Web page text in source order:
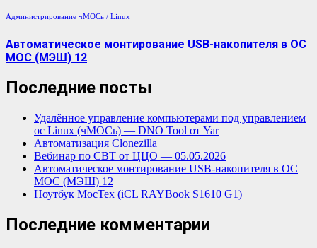
Администрирование чМОСь / Linux
Автоматическое монтирование USB-накопителя в ОС
МОС (МЭШ) 12
Последние посты
Удалённое управление компьютерами под управлением
ос Linux (чМОСь) — DNO Tool от Yar
Автоматизация Clonezilla
Вебинар по СВТ от ЦЦО — 05.05.2026
Автоматическое монтирование USB-накопителя в ОС
МОС (МЭШ) 12
Ноутбук МосТех (iCL RAYBook S1610 G1)
Последние комментарии